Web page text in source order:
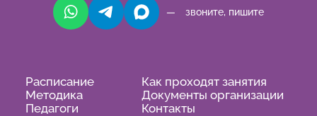
— звоните, пишите
Расписание
Методика
Педагоги
Как проходят занятия
Документы организации
Контакты